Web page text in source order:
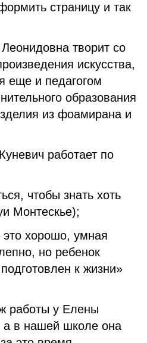
страницу и так
творит со
искусства,
еще и педагогом
образования
из фоамирана и
работает по
чтобы знать хоть
Монтескье);
хорошо, умная
но ребенок
к жизни»
работы у Елены
а в нашей школе она